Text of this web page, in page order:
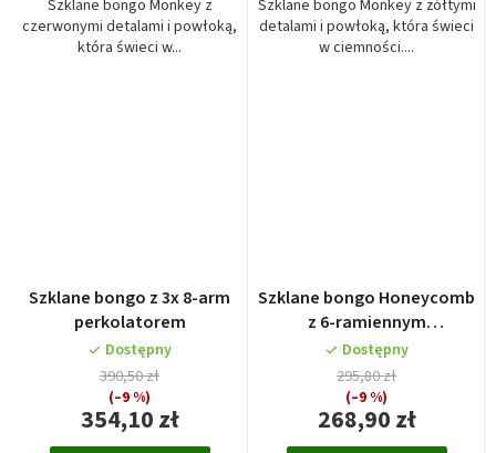
Szklane bongo Monkey z
czerwonymi detalami i powłoką,
która świeci w...
Szklane bongo Monkey z żółtymi
detalami i powłoką, która świeci
w ciemności....
Szklane bongo z 3x 8-arm
perkolatorem
Dostępny
354,10 zł
390,50 zł
(–9 %)
Szklane bongo Honeycomb
z 6-ramiennym
perkolatorem
Dostępny
268,90 zł
295,80 zł
(–9 %)